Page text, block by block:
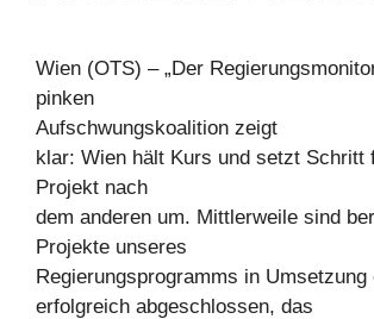
Wien (OTS) – „Der
pinken
Aufschwungskoalition zeigt
klar: Wien hält Kurs und setzt Schritt
Projekt nach
dem anderen um. Mittlerweile sind
Projekte unseres
Regierungsprogramms in Umsetzung
erfolgreich abgeschlossen, das